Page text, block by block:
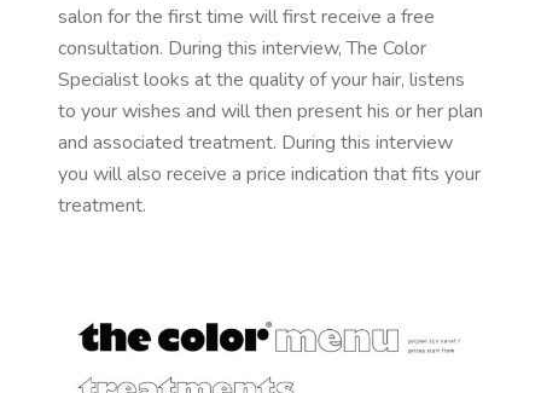
salon for the first time will first receive a free
consultation. During this interview, The Color
Specialist looks at the quality of your hair, listens
to your wishes and will then present his or her plan
and associated treatment. During this interview
you will also receive a price indication that fits your
treatment.